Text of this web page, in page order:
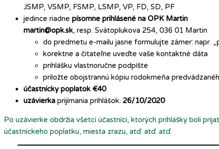
JSMP, VSMP, FSMP, LSMP, VP, FD, SD, PF
jedince riadne písomne prihlásené na OPK Martin
martin@opk.sk, resp. Svätoplukova 254, 036 01 Martin
do predmetu e-mailu jasne formulujte zámer: napr.
korektne a čitateľne uveďte vaše kontaktné dáta
prihlášku vlastnoručne podpíšte
priložte obojstrannú kópiu rodokmeňa
účastnícky poplatok €40
uzávierka prijímania prihlášok: 26/10/2020
Po uzávierke obdržia všetci účastníci, ktorých prihlášky boli
účastníckeho poplatku, miesta zrazu, atď. atď. atď.